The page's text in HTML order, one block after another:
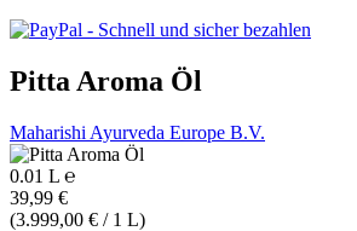
Pitta Aroma Öl
Maharishi Ayurveda Europe B.V.
0.01 L ℮
39,99 €
(3.999,00 € / 1 L)